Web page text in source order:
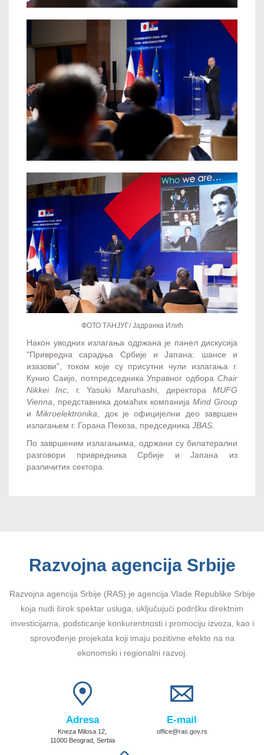
ФОТО ТАНЈУГ/ Јадранка Илић
Након уводних излагања одржана је панел дискусија
"Привредна сарадња Србије и Јапана: шансе и
изазови", током које су присутни чули излагања г.
Кунио Саијо, потпредседника Управног одбора Chair
Nikkei Inc, г. Yasuki Maruhashi, директораMUFG
Vienna, представника домаћих компанија Mind Group
иMikroelektronika, док је официјелни део завршен
излагањем г. Горана Пекеза, председника JBAS.
По завршеним излагањима, одржани су билатерални
разговори привредника Србије и Јапана из
различитих сектора.
Razvojna agencija Srbije
Razvojna agencija Srbije (RAS) je agencija Vlade Republike Srbije
koja nudi širok spektar usluga, uključujući podršku direktnim
investicijama, podsticanje konkurentnosti i promociju izvoza, kao i
sprovođenje projekata koji imaju pozitivne efekte na na
ekonomski i regionalni razvoj.
Adresa
Kneza Milosa 12,
11000 Beograd, Serbia
E-mail
office@ras.gov.rs